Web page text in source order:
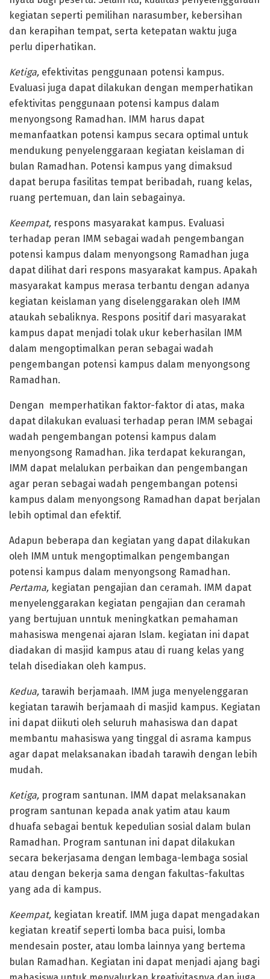
kegiatan seperti pemilihan narasumber, kebersihan
dan kerapihan tempat, serta ketepatan waktu juga
perlu diperhatikan.
Ketiga, efektivitas penggunaan potensi kampus.
Evaluasi juga dapat dilakukan dengan memperhatikan
efektivitas penggunaan potensi kampus dalam
menyongsong Ramadhan. IMM harus dapat
memanfaatkan potensi kampus secara optimal untuk
mendukung penyelenggaraan kegiatan keislaman di
bulan Ramadhan. Potensi kampus yang dimaksud
dapat berupa fasilitas tempat beribadah, ruang kelas,
ruang pertemuan, dan lain sebagainya.
Keempat, respons masyarakat kampus. Evaluasi
terhadap peran IMM sebagai wadah pengembangan
potensi kampus dalam menyongsong Ramadhan juga
dapat dilihat dari respons masyarakat kampus. Apakah
masyarakat kampus merasa terbantu dengan adanya
kegiatan keislaman yang diselenggarakan oleh IMM
ataukah sebaliknya. Respons positif dari masyarakat
kampus dapat menjadi tolak ukur keberhasilan IMM
dalam mengoptimalkan peran sebagai wadah
pengembangan potensi kampus dalam menyongsong
Ramadhan.
Dengan memperhatikan faktor-faktor di atas, maka
dapat dilakukan evaluasi terhadap peran IMM sebagai
wadah pengembangan potensi kampus dalam
menyongsong Ramadhan. Jika terdapat kekurangan,
IMM dapat melalukan perbaikan dan pengembangan
agar peran sebagai wadah pengembangan potensi
kampus dalam menyongsong Ramadhan dapat berjalan
lebih optimal dan efektif.
Adapun beberapa dan kegiatan yang dapat dilakukan
oleh IMM untuk mengoptimalkan pengembangan
potensi kampus dalam menyongsong Ramadhan.
Pertama, kegiatan pengajian dan ceramah. IMM dapat
menyelenggarakan kegiatan pengajian dan ceramah
yang bertujuan unntuk meningkatkan pemahaman
mahasiswa mengenai ajaran Islam. kegiatan ini dapat
diadakan di masjid kampus atau di ruang kelas yang
telah disediakan oleh kampus.
Kedua, tarawih berjamaah. IMM juga menyelenggaran
kegiatan tarawih berjamaah di masjid kampus. Kegiatan
ini dapat diikuti oleh seluruh mahasiswa dan dapat
membantu mahasiswa yang tinggal di asrama kampus
agar dapat melaksanakan ibadah tarawih dengan lebih
mudah.
Ketiga, program santunan. IMM dapat melaksanakan
program santunan kepada anak yatim atau kaum
dhuafa sebagai bentuk kepedulian sosial dalam bulan
Ramadhan. Program santunan ini dapat dilakukan
secara bekerjasama dengan lembaga-lembaga sosial
atau dengan bekerja sama dengan fakultas-fakultas
yang ada di kampus.
Keempat, kegiatan kreatif. IMM juga dapat mengadakan
kegiatan kreatif seperti lomba baca puisi, lomba
mendesain poster, atau lomba lainnya yang bertema
bulan Ramadhan. Kegiatan ini dapat menjadi ajang bagi